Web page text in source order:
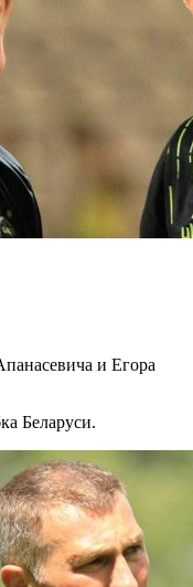
и Егора
Беларуси.